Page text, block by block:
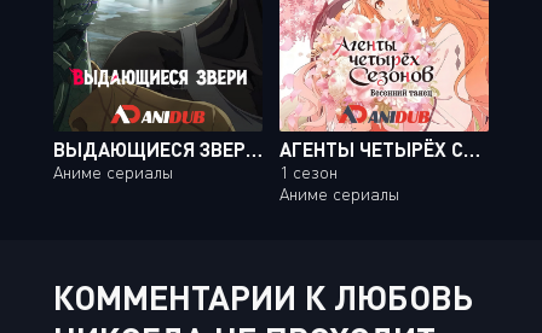
ВЫДАЮЩИЕСЯ ЗВЕРИ ТВ-2 / BEASTARS TV-2 [12 ИЗ 12]
Аниме сериалы
АГЕНТЫ ЧЕТЫРЁХ СЕЗОНОВ: ВЕСЕННИЙ ТАНЕЦ
1 сезон
Аниме сериалы
КОММЕНТАРИИ К ЛЮБОВЬ